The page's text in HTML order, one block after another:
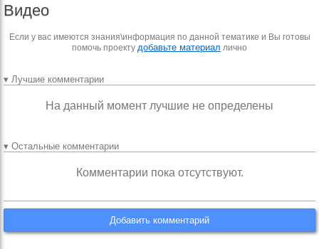
Видео
Если у вас имеются знания\информация по данной тематике и Вы готовы
помочь проекту добавьте материал лично
▾ Лучшие комментарии
На данный момент лучшие не определены
▾ Остальные комментарии
Комментарии пока отсутствуют.
Добавить комментарий